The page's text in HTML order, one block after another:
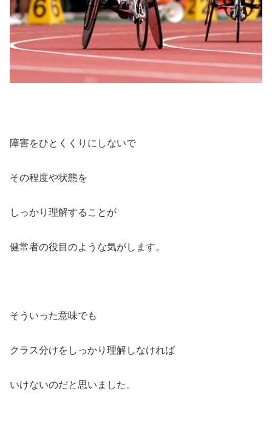
障害をひとくくりにしないで
その程度や状態を
しっかり理解することが
健常者の役目のような気がします。
そういった意味でも
クラス分けをしっかり理解しなければ
いけないのだと思いました。